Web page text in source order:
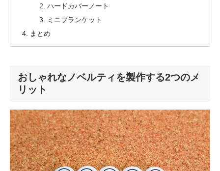
ハードカバーノート
ミニブランケット
まとめ
おしゃれなノベルティを製作する2つのメ
リット